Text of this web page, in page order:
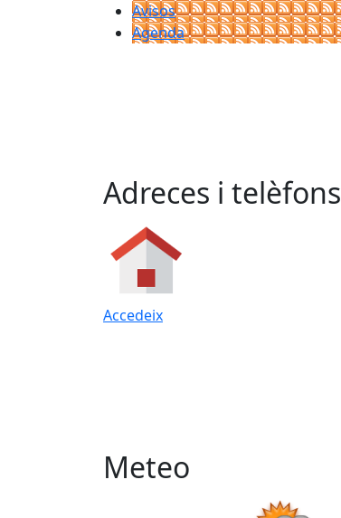
Avisos
Agenda
Adreces i telèfons
Accedeix
Meteo